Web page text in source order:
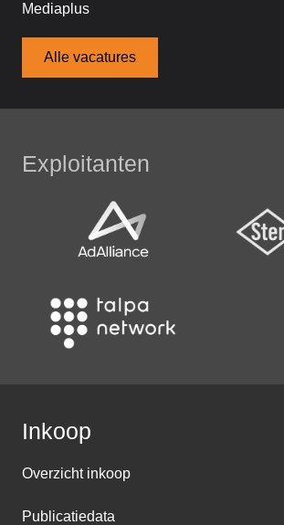
Mediaplus
Alle vacatures
Exploitanten
Inkoop
Overzicht inkoop
Publicatiedata